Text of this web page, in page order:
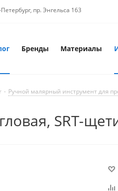
пр. Энгельса 163
Бренды Материалы
- Ручной малярный инструмент для
SRT-